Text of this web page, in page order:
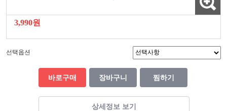
3,990원
선택옵션
바로구매 장바구니 찜하기
상세정보 보기